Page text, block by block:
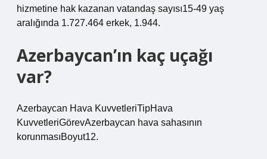
hizmetine hak kazanan vatandaş sayısı15-49 yaş
aralığında 1.727.464 erkek, 1.944.
Azerbaycan’ın kaç uçağı
var?
Azerbaycan Hava KuvvetleriTipHava
KuvvetleriGörevAzerbaycan hava sahasının
korunmasıBoyut12.